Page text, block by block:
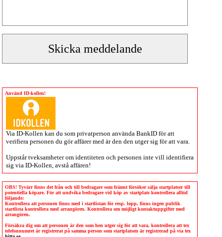
Använd ID-kollen!
Via ID-Kollen kan du som privatperson använda BankID för att
verifiera personen du gör affärer med är den den utger sig för att vara.
Uppstår tveksamheter om identiteten och personen inte vill identifiera
sig via ID-Kollen , avstå affären!
OBS! Tyvärr finns det från och till bedragare som främst försöker sälja startplatser till
potentiella köpare. För att undvika bedragare vid köp av startplats kontrollera alltid
följande:
Kontrollera att personen finns med i startlistan för resp. lopp, finns ingen publik
startlista kontrollera med arrangören. Kontrollera om möjligt kontaktuppgifter med
arrangören.
Försäkra dig om att personen är den som hen utger sig för att vara, kontrollera att tex
telefonnumret är registrerat på samma person som startplatsen är registrerad på via tex